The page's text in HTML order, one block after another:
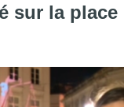
sur la place